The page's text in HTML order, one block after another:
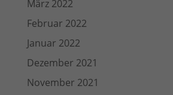
März 2022
Februar 2022
Januar 2022
Dezember 2021
November 2021